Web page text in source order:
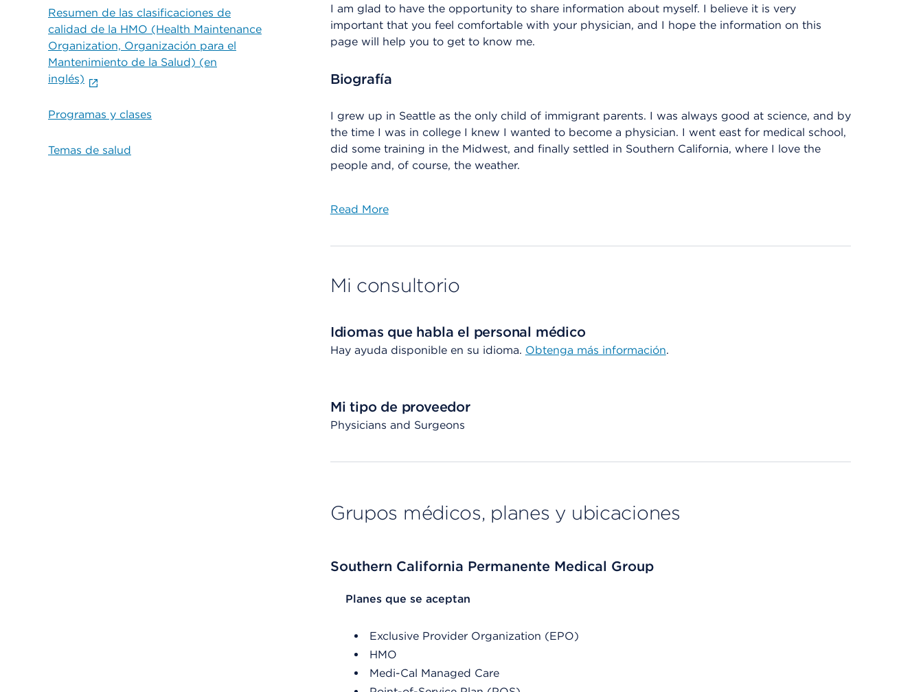
Resumen de las clasificaciones de
calidad de la HMO (Health Maintenance
Organization, Organización para el
Mantenimiento de la Salud) (en
inglés)
Programas y clases
Temas de salud
I am glad to have the opportunity to share information about myself. I believe it is very
important that you feel comfortable with your physician, and I hope the information on this
page will help you to get to know me.
Biografía
I grew up in Seattle as the only child of immigrant parents. I was always good at science, and by
the time I was in college I knew I wanted to become a physician. I went east for medical school,
did some training in the Midwest, and finally settled in Southern California, where I love the
people and, of course, the weather.
Read More
Mi consultorio
Idiomas que habla el personal médico
Hay ayuda disponible en su idioma. Obtenga más información.
Mi tipo de proveedor
Physicians and Surgeons
Grupos médicos, planes y ubicaciones
Southern California Permanente Medical Group
List Header Planes que se aceptan
Planes que se aceptan
Exclusive Provider Organization (EPO)
HMO
Medi-Cal Managed Care